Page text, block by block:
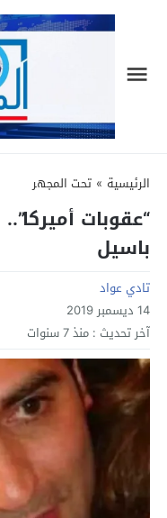
الرئيسية » تحت المجهر
“عقوبات
باسيل
تادي عواد
14 ديسمبر 2019
آخر تحديث : منذ 7 سنوات